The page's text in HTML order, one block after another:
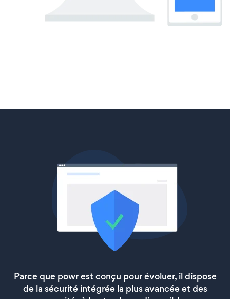
Parce que powr est conçu pour évoluer, il dispose
de la sécurité intégrée la plus avancée et des